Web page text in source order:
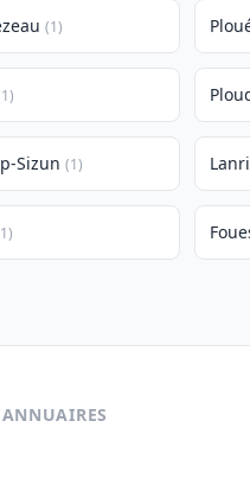
(1)
Sizun (1)